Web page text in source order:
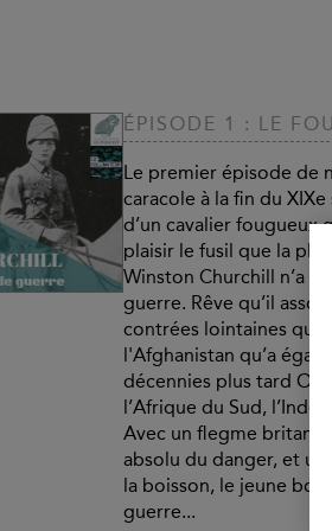
ÉPISODE 1 : LE
Le premier épisode de
caracole à la fin du
d’un cavalier fougueux
plaisir le fusil que la
Winston Churchill n’a
guerre. Rêve qu’il
contrées lointaines
l'Afghanistan qu’a
décennies plus tard
l’Afrique du Sud, l’Inde
Avec un flegme
absolu du danger, et
la boisson, le jeune
guerre...